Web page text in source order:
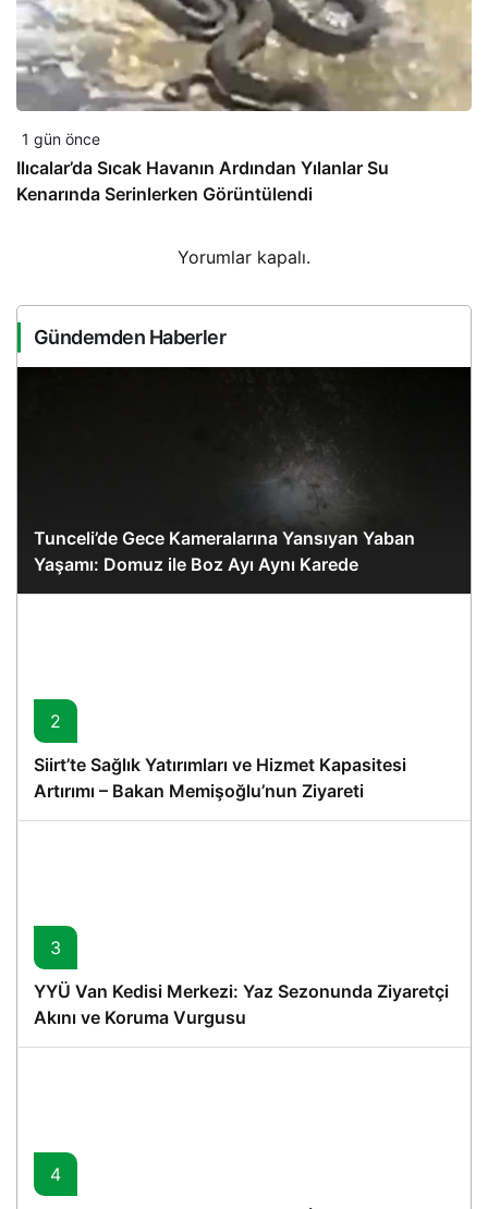
1 gün önce
Ilıcalar’da Sıcak Havanın Ardından Yılanlar Su
Kenarında Serinlerken Görüntülendi
Yorumlar kapalı.
Gündemden Haberler
Tunceli’de Gece Kameralarına Yansıyan Yaban
Yaşamı: Domuz ile Boz Ayı Aynı Karede
2
Siirt’te Sağlık Yatırımları ve Hizmet Kapasitesi
Artırımı – Bakan Memişoğlu’nun Ziyareti
3
YYÜ Van Kedisi Merkezi: Yaz Sezonunda Ziyaretçi
Akını ve Koruma Vurgusu
4